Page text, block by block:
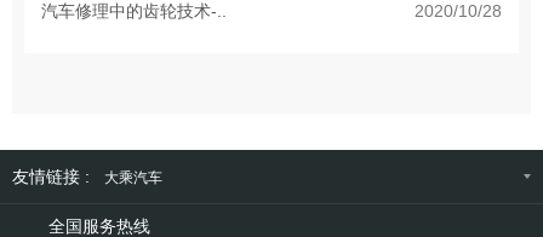
2020/10/28
汽车修理中的齿轮技术-..
友情链接 : 大乘汽车
全国服务热线